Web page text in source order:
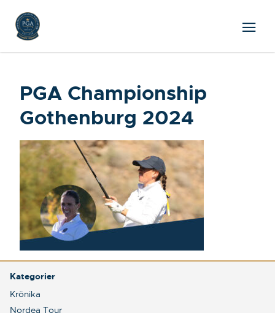
PGA Championship
Gothenburg 2024
Kategorier
Krönika
Nordea Tour